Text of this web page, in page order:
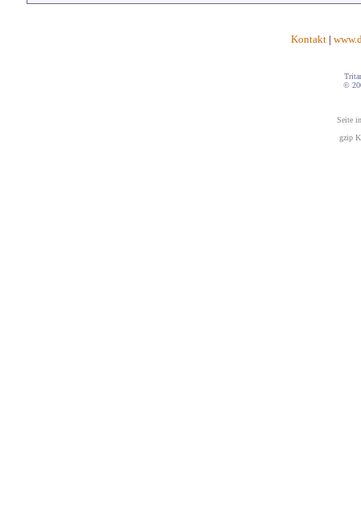
Kontakt|
©
Seite
gzip